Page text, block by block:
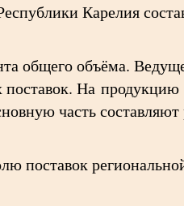
Карелия
общего объёма.
На продукцию
часть
поставок